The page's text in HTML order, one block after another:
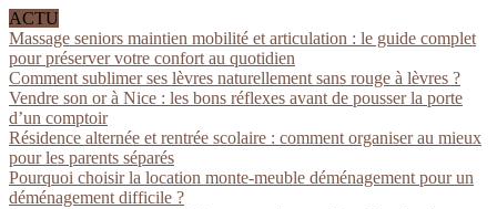
ACTU
Massage seniors maintien mobilité et articulation : le guide complet
pour préserver votre confort au quotidien
Comment sublimer ses lèvres naturellement sans rouge à lèvres ?
Vendre son or à Nice : les bons réflexes avant de pousser la porte
d’un comptoir
Résidence alternée et rentrée scolaire : comment organiser au mieux
pour les parents séparés
Pourquoi choisir la location monte-meuble déménagement pour un
déménagement difficile ?